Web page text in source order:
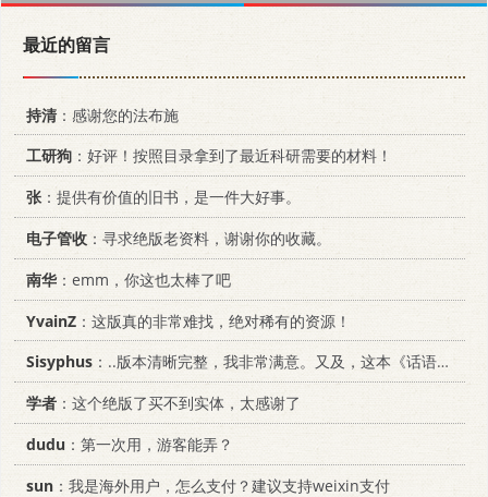
最近的留言
持清 ：感谢您的法布施
工研狗 ：好评！按照目录拿到了最近科研需要的材料！
张：提供有价值的旧书，是一件大好事。
电子管收 ：寻求绝版老资料，谢谢你的收藏。
南华：emm，你这也太棒了吧
YvainZ ：这版真的非常难找，绝对稀有的资源！
Sisyphus ：..版本清晰完整，我非常满意。又及，这本《话语的真相》...
学者 ：这个绝版了买不到实体，太感谢了
dudu ：第一次用，游客能弄？
sun ：我是海外用户，怎么支付？建议支持weixin支付